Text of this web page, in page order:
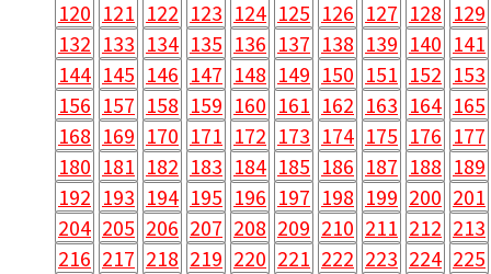
120 121 122 123 124 125 126 127 128 129
132 133 134 135 136 137 138 139 140 141
144 145 146 147 148 149 150 151 152 153
156 157 158 159 160 161 162 163 164 165
168 169 170 171 172 173 174 175 176 177
180 181 182 183 184 185 186 187 188 189
192 193 194 195 196 197 198 199 200 201
204 205 206 207 208 209 210 211 212 213
216 217 218 219 220 221 222 223 224 225